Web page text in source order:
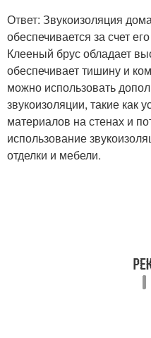
Ответ: Звукоизоляция
обеспечивается за счет
Клееный брус обладает
обеспечивает тишину и
можно использовать
звукоизоляции, такие как
материалов на стенах и
использование
отделки и мебели.